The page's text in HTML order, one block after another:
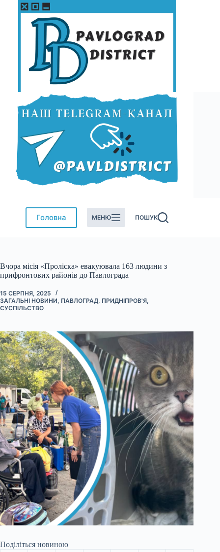
Перейти
Головна МЕНЮ ПОШУК
Вчора місія «Проліска» евакуювала 163 людини з
прифронтових районів до Павлограда
15 СЕРПНЯ, 2025
ЗАГАЛЬНІ НОВИНИ, ПАВЛОГРАД, ПРИДНІПРОВ'Я,
СУСПІЛЬСТВО
Поділіться новиною